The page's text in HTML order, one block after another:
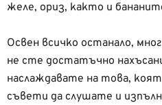
желе, ориз, както и
Освен всичко останало,
не сте достатъчно
наслаждавате на това,
съвети да слушате и